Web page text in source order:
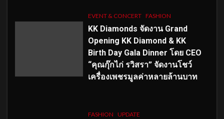
EVENT & CONCERT FASHION
KK Diamonds จัดงาน Grand
Opening KK Diamond & KK
Birth Day Gala Dinner โดย CEO
“คุณกุ๊กไก่ รวิสรา” จัดงานโชว์
เครื่องเพชรมูลค่าหลายล้านบาท
FASHION UPDATE